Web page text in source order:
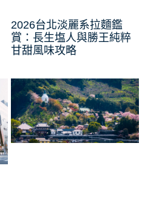
2026台北淡麗系拉麵鑑
賞：長生塩人與勝王純粹
甘甜風味攻略